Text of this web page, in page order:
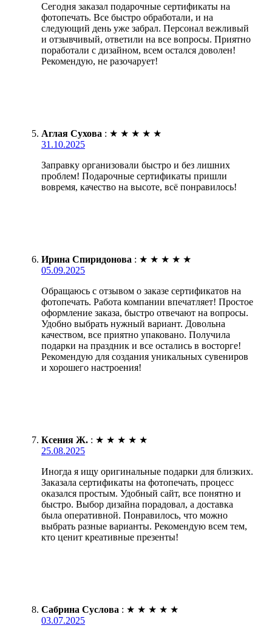
Сегодня заказал подарочные сертификаты на
фотопечать. Все быстро обработали, и на
следующий день уже забрал. Персонал вежливый
и отзывчивый, ответили на все вопросы. Приятно
поработали с дизайном, всем остался доволен!
Рекомендую, не разочарует!
Аглая Сухова : ★ ★ ★ ★ ★
31.10.2025
Заправку организовали быстро и без лишних
проблем! Подарочные сертификаты пришли
вовремя, качество на высоте, всё понравилось!
Ирина Спиридонова : ★ ★ ★ ★ ★
05.09.2025
Обращаюсь с отзывом о заказе сертификатов на
фотопечать. Работа компании впечатляет! Простое
оформление заказа, быстро отвечают на вопросы.
Удобно выбрать нужный вариант. Довольна
качеством, все приятно упаковано. Получила
подарки на праздник и все остались в восторге!
Рекомендую для создания уникальных сувениров
и хорошего настроения!
Ксения Ж. : ★ ★ ★ ★ ★
25.08.2025
Иногда я ищу оригинальные подарки для близких.
Заказала сертификаты на фотопечать, процесс
оказался простым. Удобный сайт, все понятно и
быстро. Выбор дизайна порадовал, а доставка
была оперативной. Понравилось, что можно
выбрать разные варианты. Рекомендую всем тем,
кто ценит креативные презенты!
Сабрина Суслова : ★ ★ ★ ★ ★
03.07.2025